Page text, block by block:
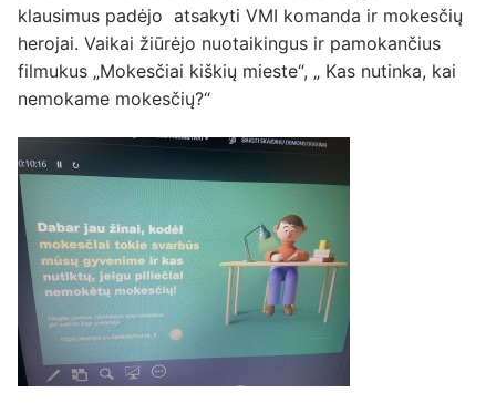
klausimus padėjo atsakyti VMI komanda ir mokesčių
herojai. Vaikai žiūrėjo nuotaikingus ir pamokančius
filmukus „Mokesčiai kiškių mieste“, „ Kas nutinka, kai
nemokame mokesčių?“